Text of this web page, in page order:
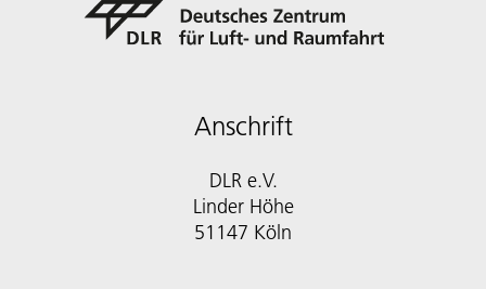
Anschrift
DLR e.V.
Linder Höhe
51147 Köln